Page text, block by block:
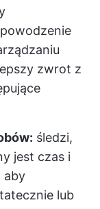
zwrot z
śledzi,
jest czas i
aby
lub